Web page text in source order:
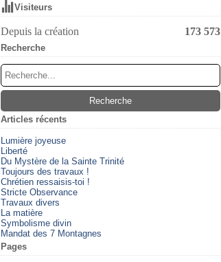
Visiteurs
Depuis la création 173 573
Recherche
Articles récents
Lumière joyeuse
Liberté
Du Mystère de la Sainte Trinité
Toujours des travaux !
Chrétien ressaisis-toi !
Stricte Observance
Travaux divers
La matière
Symbolisme divin
Mandat des 7 Montagnes
Pages